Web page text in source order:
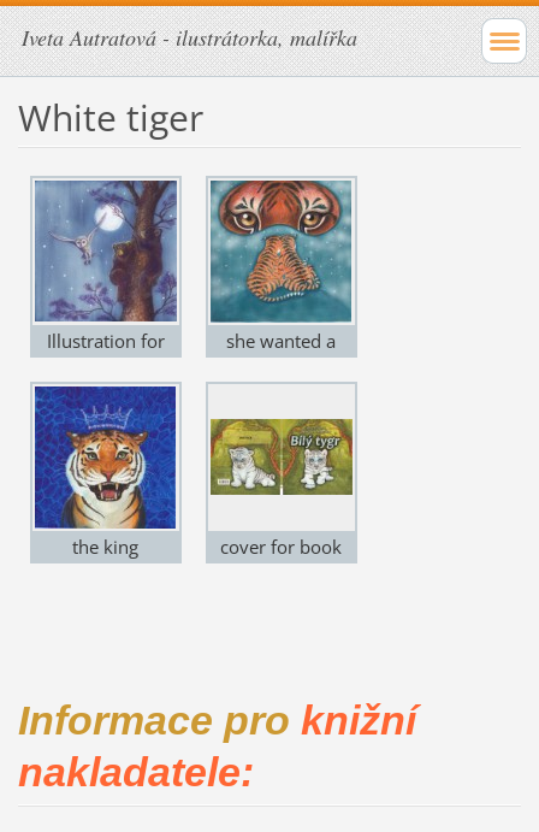
Iveta Autratová - ilustrátorka, malířka
White tiger
Illustration for
she wanted a
the king cover for book
Informace pro knižní
nakladatele: